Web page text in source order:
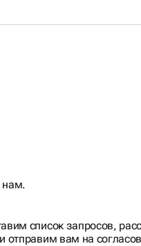
нам.
список запросов,
отправим вам на